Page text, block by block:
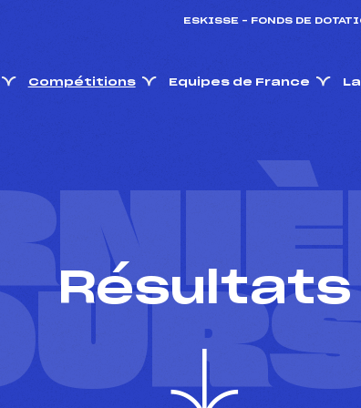
ESKISSE – FONDS DE
Compétitions Equipes de France
Résultats